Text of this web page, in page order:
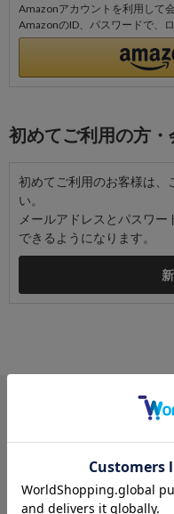
Amazonアカウントを利用して
AmazonのID、パスワードで、
初めてご利用の方
初めてご利用のお客様は、
い。
メールアドレスとパスワ
できるようになります。